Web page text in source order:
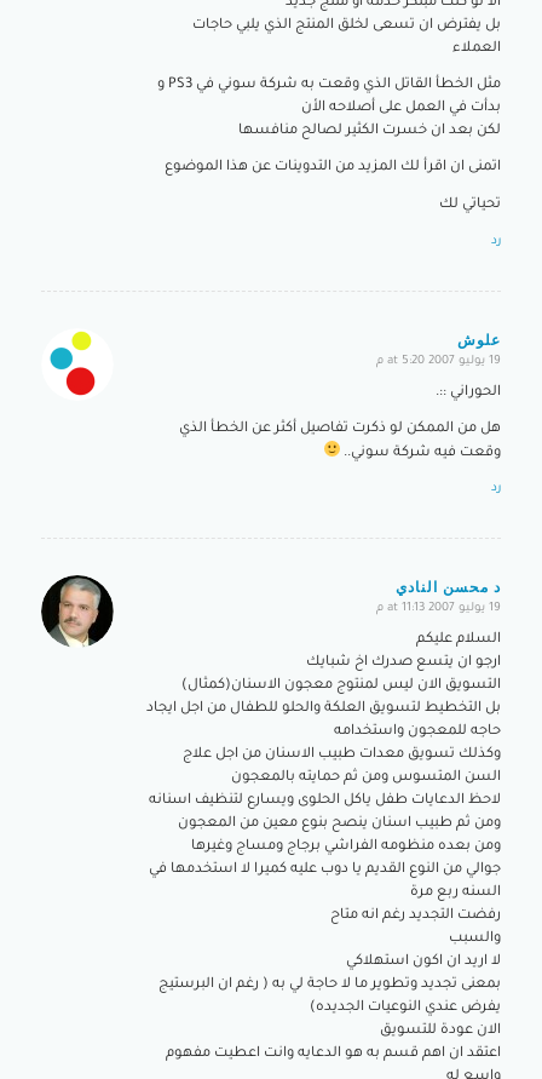
الا لو كنت مبتكر خدمه او منتج جديد
بل يفترض ان تسعى لخلق المنتج الذي يلبي حاجات
العملاء
مثل الخطأ القاتل الذي وقعت به شركة سوني في PS3 و
بدأت في العمل على أصلاحه الأن
لكن بعد ان خسرت الكثير لصالح منافسها
اتمنى ان اقرأ لك المزيد من التدوينات عن هذا الموضوع
تحياتي لك
رد
علوش
says:
19 يوليو 2007 at 5:20 م
الحوراني ::.
هل من الممكن لو ذكرت تفاصيل أكثر عن الخطأ الذي
وقعت فيه شركة سوني..
رد
د محسن النادي
says:
19 يوليو 2007 at 11:13 م
السلام عليكم
ارجو ان يتسع صدرك اخ شبايك
التسويق الان ليس لمنتوج معجون الاسنان(كمثال)
بل التخطيط لتسويق العلكة والحلو للطفال من اجل ايجاد
حاجه للمعجون واستخدامه
وكذلك تسويق معدات طبيب الاسنان من اجل علاج
السن المتسوس ومن ثم حمايته بالمعجون
لاحظ الدعايات طفل ياكل الحلوى ويسارع لتنظيف اسنانه
ومن ثم طبيب اسنان ينصح بنوع معين من المعجون
ومن بعده منظومه الفراشي برجاج ومساج وغيرها
جوالي من النوع القديم يا دوب عليه كميرا لا استخدمها في
السنه ربع مرة
رفضت التجديد رغم انه متاح
والسبب
لا اريد ان اكون استهلاكي
بمعنى تجديد وتطوير ما لا حاجة لي به ( رغم ان البرستيج
يفرض عندي النوعيات الجديده)
الان عودة للتسويق
اعتقد ان اهم قسم به هو الدعايه وانت اعطيت مفهوم